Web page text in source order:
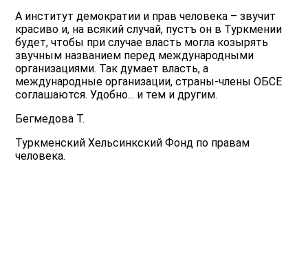
А институт демократии и прав человека – звучит
красиво и, на всякий случай, пустъ он в Туркмении
будет, чтобы при случае власть могла козырять
звучным названием перед международными
организациями. Так думает власть, а
международные организации, страны-члены ОБСЕ
соглашаются. Удобно... и тем и другим.
Бегмедова Т.
Туркменский Хельсинкский Фонд по правам
человека.